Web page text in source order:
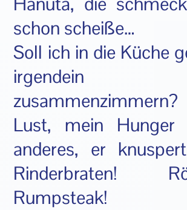
schon scheiße…
Soll ich in die Küche
irgendein
Lust, mein
anderes, er
Rinderbraten!
Rumpsteak!